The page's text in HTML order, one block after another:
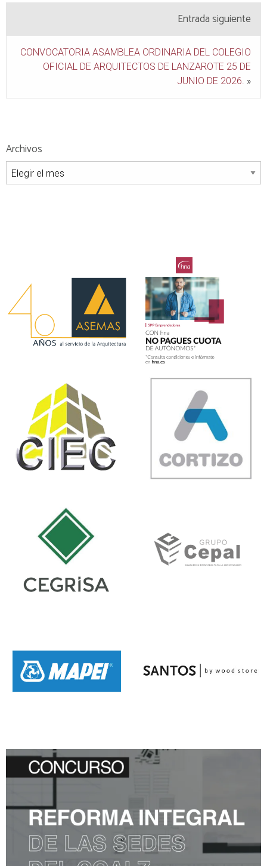
Entrada siguiente
CONVOCATORIA ASAMBLEA ORDINARIA DEL COLEGIO
OFICIAL DE ARQUITECTOS DE LANZAROTE 25 DE
JUNIO DE 2026. »
Archivos
Archivos